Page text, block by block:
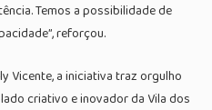
Temos a possibilidade de
reforçou.
Vicente, a iniciativa traz orgulho
criativo e inovador da Vila dos